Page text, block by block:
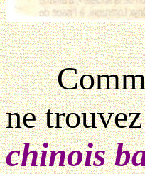
Comme
ne
chinois